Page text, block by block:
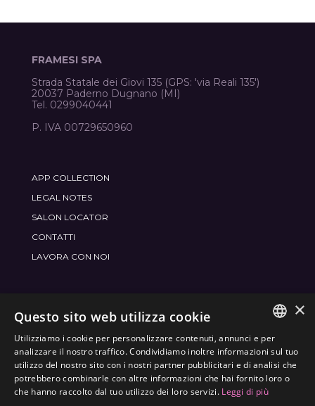
FRAMESI SPA
Strada Statale dei Giovi 135 (GPS: 'via Reali 135')
20037 Paderno Dugnano (MI)
Tel. 0299040441
P. IVA 00729650960
APP COLLECTION
LEGAL NOTES
SALON LOCATOR
CONTATTI
LAVORA CON NOI
ENTRA NEL MONDO FRAMESI SOCIAL
ETICHETTATURA AMBIENTALE
ITALIAN
ENGLISH
SPANISH
×
Questo sito web utilizza cookie
Utilizziamo i cookie per personalizzare contenuti, annunci e per
analizzare il nostro traffico. Condividiamo inoltre informazioni sul tuo
utilizzo del nostro sito con i nostri partner pubblicitari e di analisi che
potrebbero combinarle con altre informazioni che hai fornito loro o
che hanno raccolto dal tuo utilizzo dei loro servizi. Leggi di più